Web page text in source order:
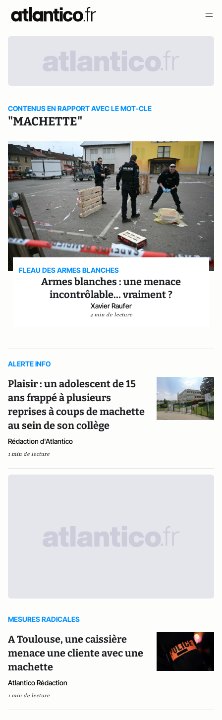
CONTENUS EN RAPPORT AVEC LE MOT-CLE
"MACHETTE"
FLEAU DES ARMES BLANCHES
Armes blanches : une menace
incontrôlable… vraiment ?
Xavier Raufer
4 min de lecture
ALERTE INFO
Plaisir : un adolescent de 15
ans frappé à plusieurs
reprises à coups de machette
au sein de son collège
Rédaction d'Atlantico
1 min de lecture
MESURES RADICALES
A Toulouse, une caissière
menace une cliente avec une
machette
Atlantico Rédaction
1 min de lecture